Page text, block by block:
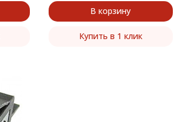
В корзину
Купить в 1 клик